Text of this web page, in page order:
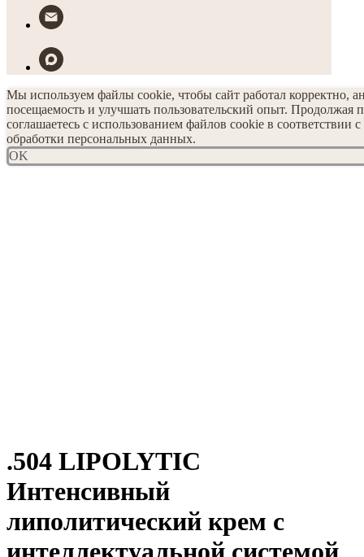
Мы используем файлы cookie, чтобы сайт работал корректно,
посещаемость и улучшать пользовательский опыт. Продолжая
соглашаетесь с использованием файлов cookie в соответствии
обработки персональных данных.
OK
.504 LIPOLYTIC
Интенсивный
липолитический крем с